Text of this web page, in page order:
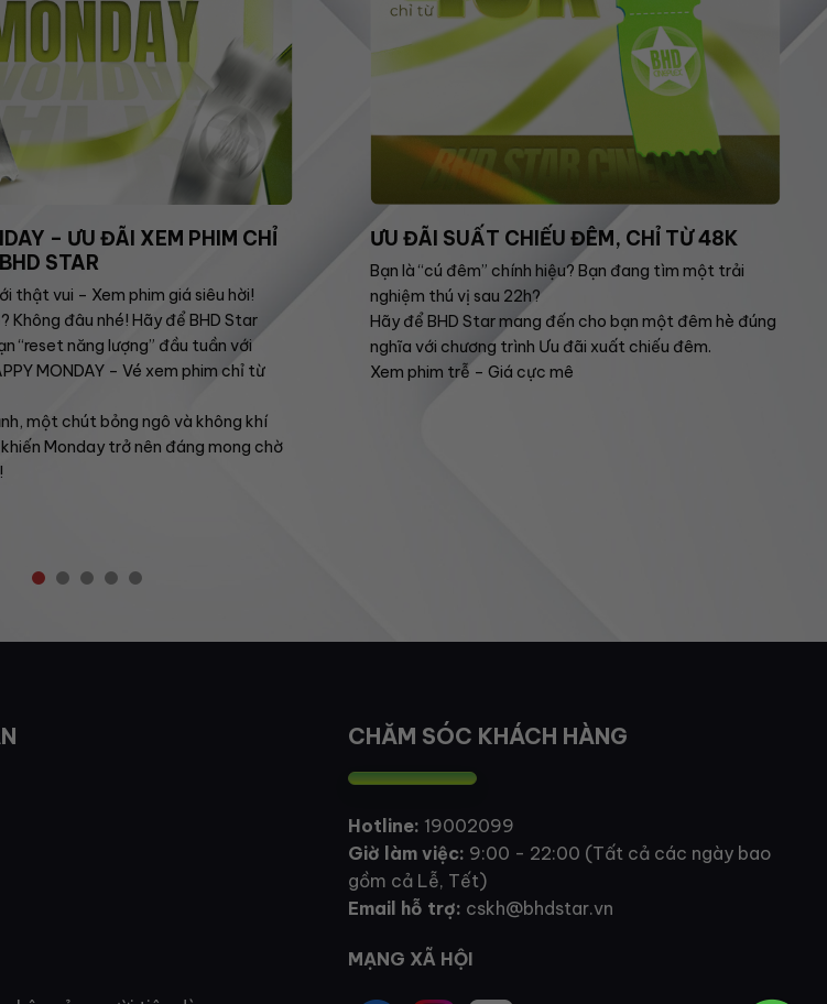
– ƯU ĐÃI XEM PHIM CHỈ
STAR
thật vui – Xem phim giá siêu hời!
Không đâu nhé! Hãy để BHD Star
“reset năng lượng” đầu tuần với
MONDAY – Vé xem phim chỉ từ
một chút bỏng ngô và không khí
Monday trở nên đáng mong chờ
ƯU ĐÃI SUẤT CHIẾU ĐÊM, CHỈ TỪ 48K
Bạn là “cú đêm” chính hiệu? Bạn đang tìm một trải
nghiệm thú vị sau 22h?
Hãy để BHD Star mang đến cho bạn một đêm hè đúng
nghĩa với chương trình Ưu đãi xuất chiếu đêm.
Xem phim trễ – Giá cực mê
CHĂM SÓC KHÁCH HÀNG
Hotline: 19002099
Giờ làm việc: 9:00 - 22:00 (Tất cả các ngày bao
gồm cả Lễ, Tết)
Email hỗ trợ: cskh@bhdstar.vn
MẠNG XÃ HỘI